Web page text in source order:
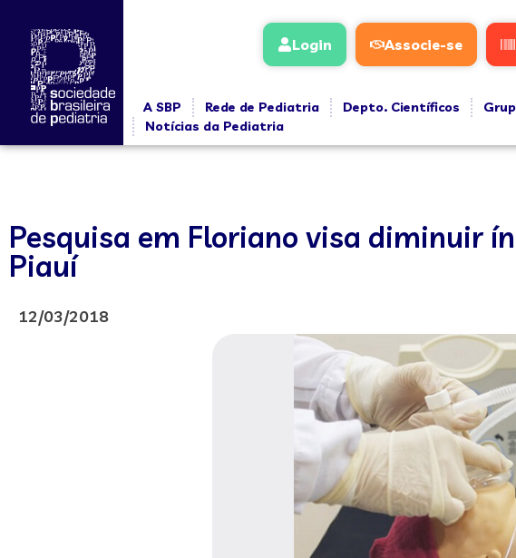
Login Associe-se
A SBP Rede de Pediatria Depto. Científicos
Notícias da Pediatria
Pesquisa em Floriano visa diminuir
Piauí
12/03/2018